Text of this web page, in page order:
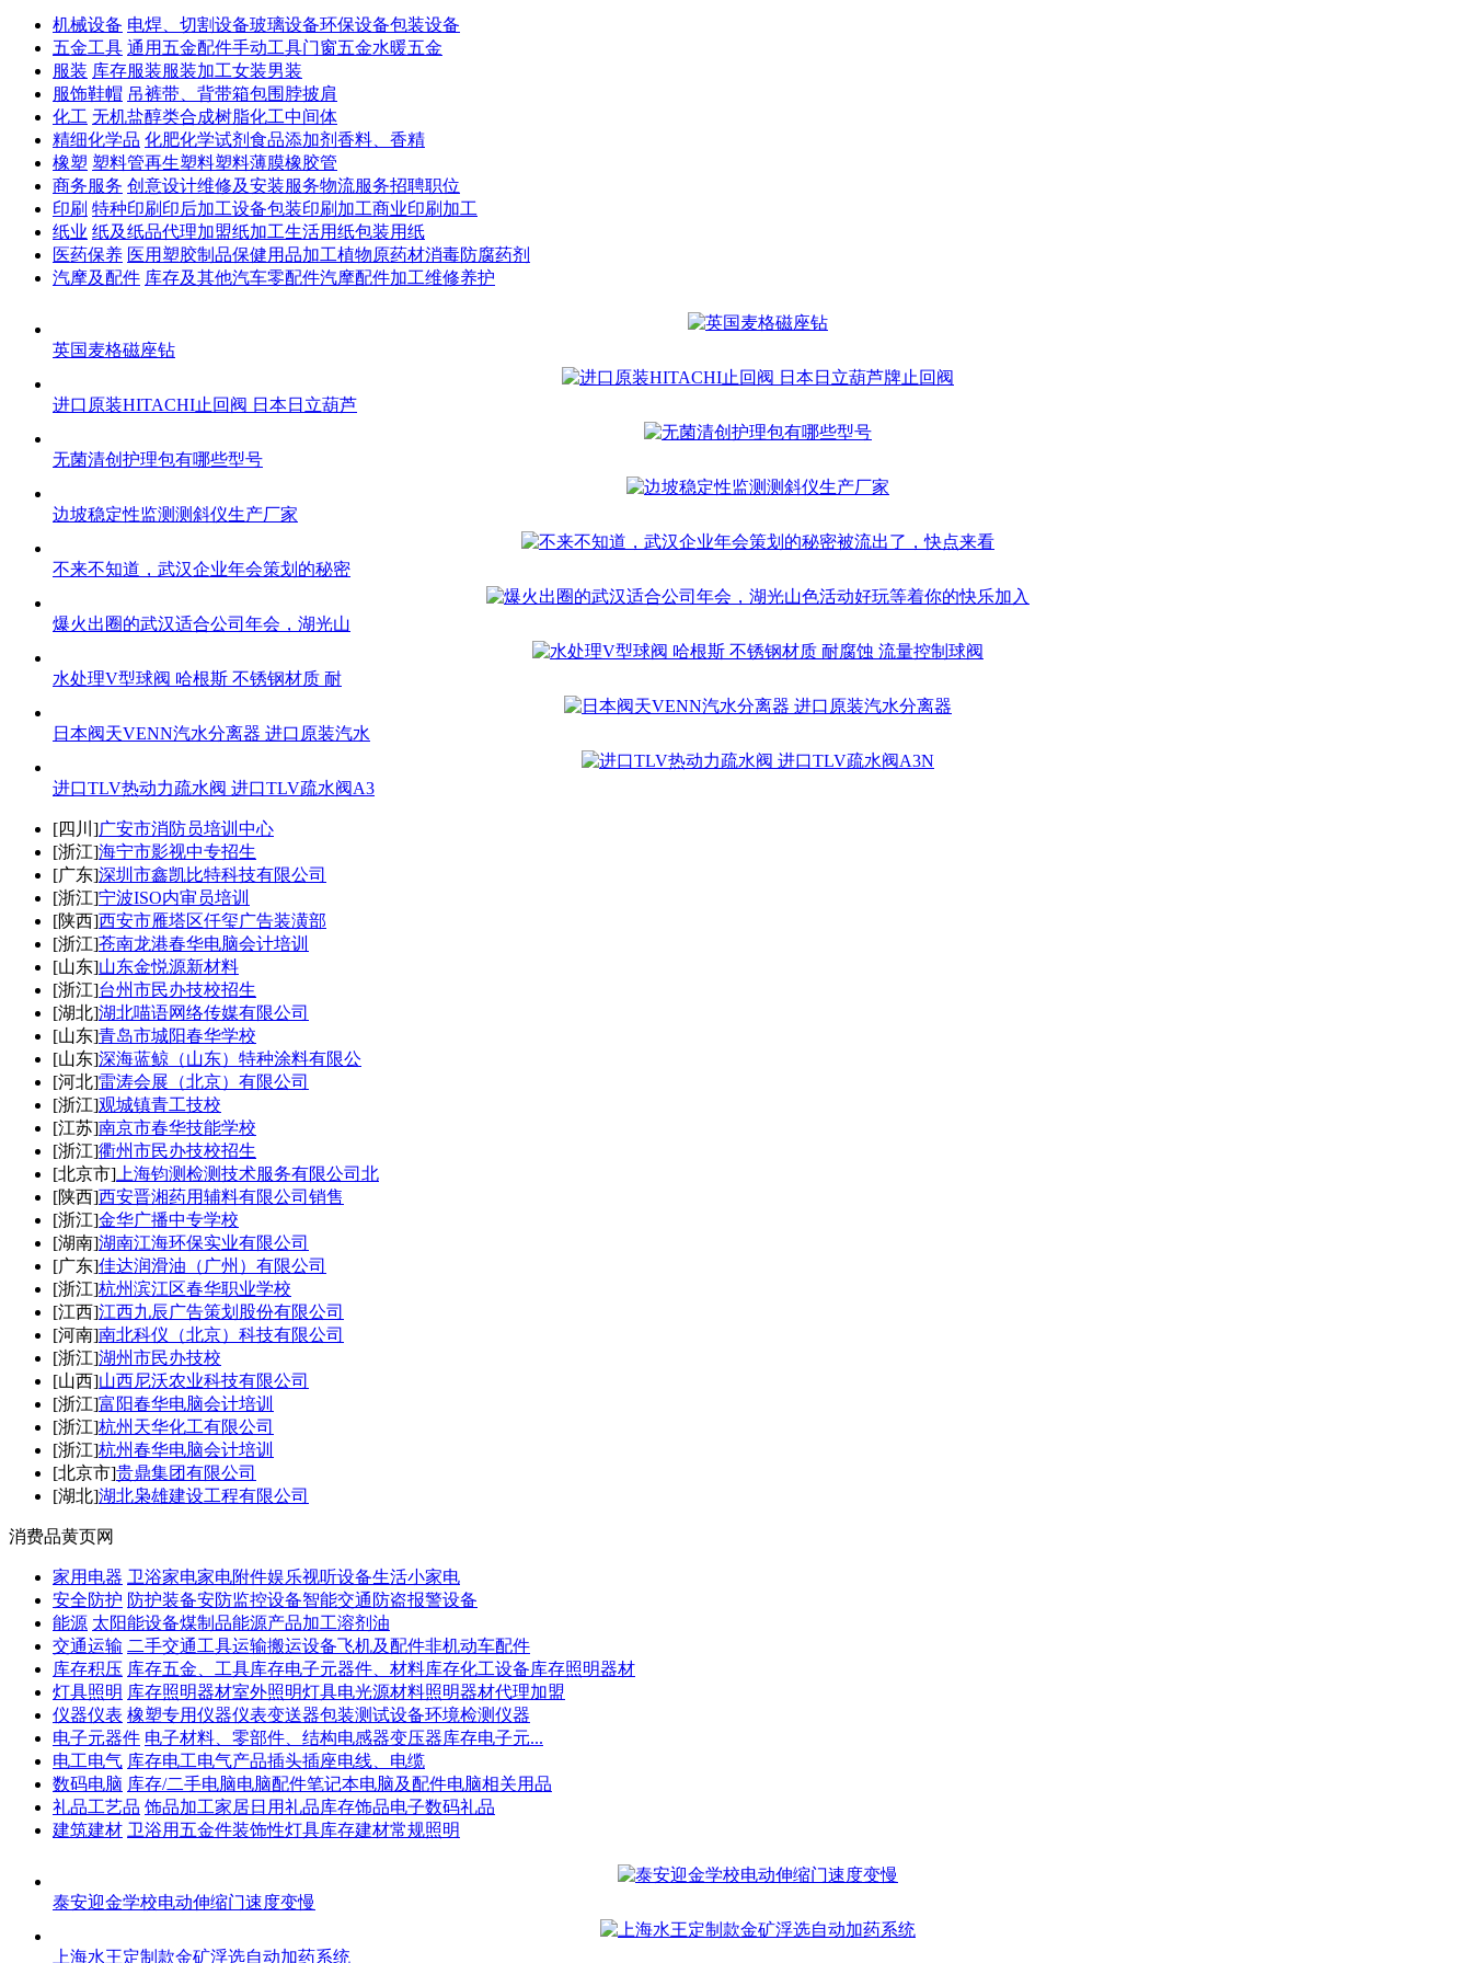
机械设备 电焊、切割设备玻璃设备环保设备包装设备
五金工具 通用五金配件手动工具门窗五金水暖五金
服装 库存服装服装加工女装男装
服饰鞋帽 吊裤带、背带箱包围脖披肩
化工 无机盐醇类合成树脂化工中间体
精细化学品 化肥化学试剂 食品添加剂 香料、香精
橡塑 塑料管再生塑料塑料薄膜橡胶管
商务服务 创意设计维修及安装服务物流服务招聘职位
印刷 特种印刷 印后加工设备包装印刷加工商业印刷加工
纸业 纸及纸品代理加盟纸加工生活用纸包装用纸
医药保养 医用塑胶制品保健用品加工植物原药材消毒防腐药剂
汽摩及配件 库存及其他汽车零配件汽摩配件加工维修养护
英国麦格磁座钻
进口原装HITACHI止回阀 日本日立葫芦
无菌清创护理包有哪些型号
边坡稳定性监测测斜仪生产厂家
不来不知道，武汉企业年会策划的秘密
爆火出圈的武汉适合公司年会，湖光山
水处理V型球阀 哈根斯 不锈钢材质 耐
日本阀天VENN汽水分离器 进口原装汽水
进口TLV热动力疏水阀 进口TLV疏水阀A3
[四川]广安市消防员培训中心
[浙江]海宁市影视中专招生
[广东]深圳市鑫凯比特科技有限公司
[浙江]宁波ISO内审员培训
[陕西]西安市雁塔区仟玺广告装潢部
[浙江]苍南龙港春华电脑会计培训
[山东]山东金悦源新材料
[浙江]台州市民办技校招生
[湖北]湖北喵语网络传媒有限公司
[山东]青岛市城阳春华学校
[山东]深海蓝鲸（山东）特种涂料有限公
[河北]雷涛会展（北京）有限公司
[浙江]观城镇青工技校
[江苏]南京市春华技能学校
[浙江]衢州市民办技校招生
[北京市] 上海钧测检测技术服务有限公司北
[陕西]西安晋湘药用辅料有限公司销售
[浙江]金华广播中专学校
[湖南]湖南江海环保实业有限公司
[广东]佳达润滑油（广州）有限公司
[浙江]杭州滨江区春华职业学校
[江西]江西九辰广告策划股份有限公司
[河南]南北科仪（北京）科技有限公司
[浙江]湖州市民办技校
[山西]山西尼沃农业科技有限公司
[浙江]富阳春华电脑会计培训
[浙江]杭州天华化工有限公司
[浙江]杭州春华电脑会计培训
[北京市]贵鼎集团有限公司
[湖北]湖北枭雄建设工程有限公司
消费品黄页网
家用电器 卫浴家电家电附件娱乐视听设备生活小家电
安全防护 防护装备安防监控设备智能交通 防盗报警设备
能源 太阳能设备煤制品能源产品加工溶剂油
交通运输 二手交通工具运输搬运设备飞机及配件非机动车配件
库存积压 库存五金、工具库存电子元器件、材料库存化工设备库存照明器材
灯具照明 库存照明器材室外照明灯具电光源材料照明器材代理加盟
仪器仪表 橡塑专用仪器仪表变送器包装测试设备环境检测仪器
电子元器件 电子材料、零部件、结构电感器变压器库存电子元...
电工电气 库存电工电气产品插头插座电线、电缆
数码电脑 库存/二手电脑电脑配件笔记本电脑及配件电脑相关用品
礼品工艺品 饰品加工家居日用礼品库存饰品电子数码礼品
建筑建材 卫浴用五金件装饰性灯具库存建材常规照明
泰安迎金学校电动伸缩门速度变慢
上海水王定制款金矿浮选自动加药系统